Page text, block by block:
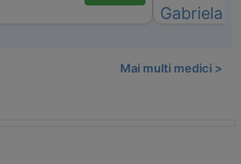
Mai multi medici >